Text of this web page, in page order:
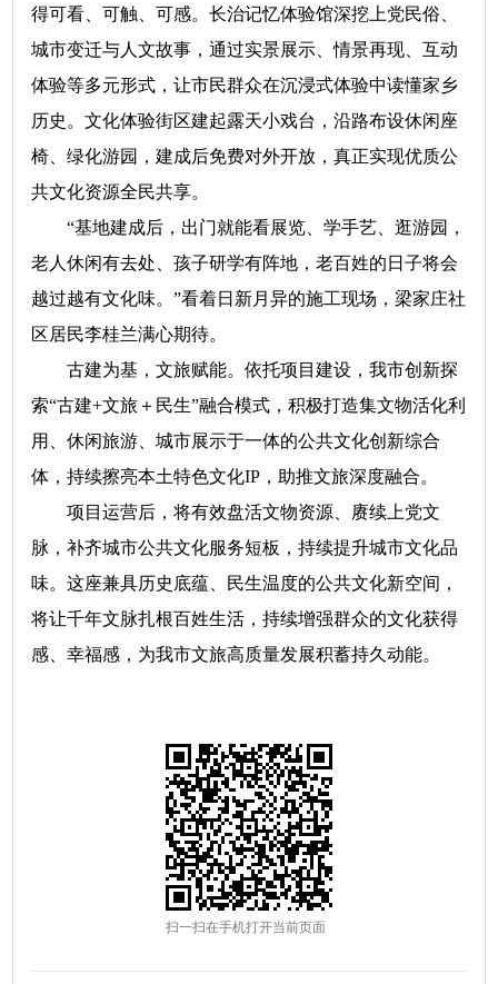
得可看、可触、可感。长治记忆体验馆深挖上党民俗、
城市变迁与人文故事，通过实景展示、情景再现、互动
体验等多元形式，让市民群众在沉浸式体验中读懂家乡
历史。文化体验街区建起露天小戏台，沿路布设休闲座
椅、绿化游园，建成后免费对外开放，真正实现优质公
共文化资源全民共享。
“基地建成后，出门就能看展览、学手艺、逛游园，
老人休闲有去处、孩子研学有阵地，老百姓的日子将会
越过越有文化味。”看着日新月异的施工现场，梁家庄社
区居民李桂兰满心期待。
古建为基，文旅赋能。依托项目建设，我市创新探
索“古建+文旅＋民生”融合模式，积极打造集文物活化利
用、休闲旅游、城市展示于一体的公共文化创新综合
体，持续擦亮本土特色文化IP，助推文旅深度融合。
项目运营后，将有效盘活文物资源、赓续上党文
脉，补齐城市公共文化服务短板，持续提升城市文化品
味。这座兼具历史底蕴、民生温度的公共文化新空间，
将让千年文脉扎根百姓生活，持续增强群众的文化获得
感、幸福感，为我市文旅高质量发展积蓄持久动能。
扫一扫在手机打开当前页面